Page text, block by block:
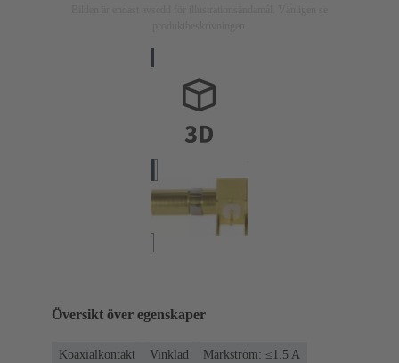
Översikt över egenskaper
Koaxialkontakt Vinklad
Märkström: ≤1.5 A